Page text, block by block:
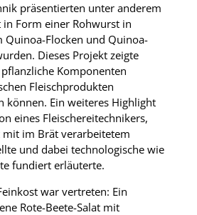
präsentierten unter anderem
Form einer Rohwurst in
Quinoa-Flocken und Quinoa-
Dieses Projekt zeigte
Komponenten
Fleischprodukten
können. Ein weiteres Highlight
eines Fleischereitechnikers,
im Brät verarbeitetem
und dabei technologische wie
fundiert erläuterte.
war vertreten: Ein
Rote-Beete-Salat mit